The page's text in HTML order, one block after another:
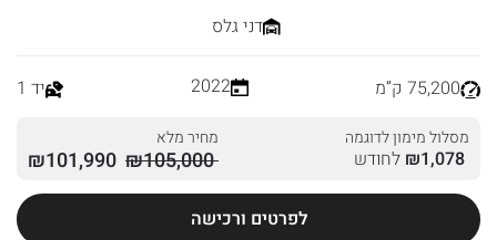
דני גלס
75,200 ק”מ 2022 יד 1
מסלול מימון לדוגמה
1,078
₪ לחודש
מחיר מלא
105,000
₪
101,990
₪
לפרטים ורכישה